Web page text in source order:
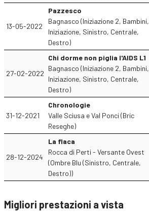
13-05-2022
Pazzesco
Bagnasco (Iniziazione 2, Bambini,
Iniziazione, Sinistro, Centrale,
Destro)
27-02-2022
Chi dorme non piglia l'AIDS L1
Bagnasco (Iniziazione 2, Bambini,
Iniziazione, Sinistro, Centrale,
Destro)
31-12-2021
Chronologie
Valle Sciusa e Val Ponci (Bric
Reseghe)
28-12-2024
La flaca
Rocca di Perti - Versante Ovest
(Ombre Blu (Sinistro, Centrale,
Destro))
Migliori prestazioni a vista